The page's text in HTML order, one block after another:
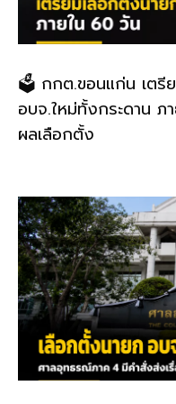
🗳️ กกต.ขอนแก่น เตรี
อบจ.ใหม่ทั้งกระดาน
ผลเลือกตั้ง